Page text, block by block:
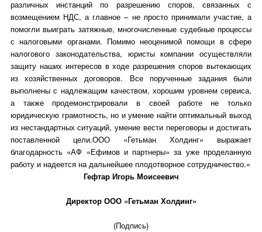
различных инстанций по разрешению споров, связанных с
возмещением НДС, а главное – не просто принимали участие, а
помогли выиграть затяжные, многочисленные судебные процессы
с налоговыми органами. Помимо неоценимой помощи в сфере
налогового законодательства, юристы компании осуществляли
защиту наших интересов в ходе разрешения споров вытекающих
из хозяйственных договоров. Все порученные задания были
выполнены с надлежащим качеством, хорошим уровнем сервиса,
а также продемонстрировали в своей работе не только
юридическую грамотность, но и умение найти оптимальный выход
из нестандартных ситуаций, умение вести переговоры и достигать
поставленной цели.ООО «Гетьман Холдинг» выражает
благодарность «АФ «Ефимов и партнеры» за уже проделанную
работу и надеется на дальнейшее плодотворное сотрудничество.»
Гефтар Игорь Моисеевич
Директор ООО «Гетьман Холдинг»
(Подпись)